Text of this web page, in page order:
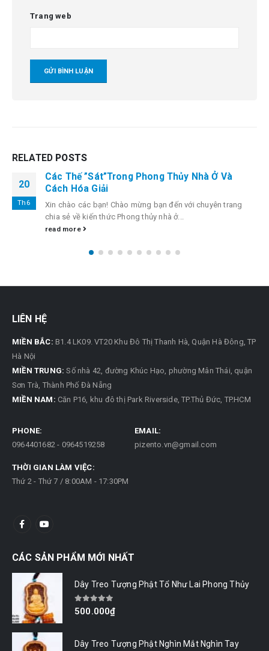
Trang web
RELATED POSTS
20
Th6
Các Thế ”Sát”Trong Phong Thủy Nhà Ở Và
Cách Hóa Giải
Xin chào các bạn! Chào mừng bạn đến với chuyên trang
chia sẻ về kiến thức Phong thủy nhà ở...
read more
LIÊN HỆ
MIỀN BẮC: B1.4 LK09. VT20 Khu Đô Thị Thanh Hà, Quận Hà Đông, TP
Hà Nội
MIỀN TRUNG: Số nhà 42, đường Khúc Hạo, phường Mân Thái, quận
Sơn Trà, Thành Phố Đà Nẵng
MIỀN NAM: Căn P16, khu đô thị Park Riverside, TP.Thủ Đức, TP.HCM
PHONE:
0964401682 - 0964519258
EMAIL:
pizento.vn@gmail.com
THỜI GIAN LÀM VIỆC:
Thứ 2 - Thứ 7 / 8:00AM - 17:30PM
CÁC SẢN PHẨM MỚI NHẤT
Dây Treo Tượng Phật Tổ Như Lai Phong Thủy
0out of 5
500.000₫
Dây Treo Tượng Phật Nghìn Mắt Nghìn Tay
GỬI NGAY CHO TÔI